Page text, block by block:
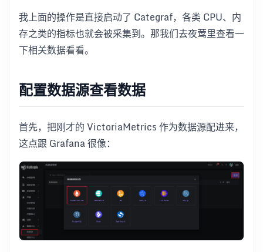
我上面的操作是直接启动了 Categraf，各类 CPU、内
存之类的指标也就会被采集到。那我们去夜莺里查看一
下相关数据看看。
配置数据源查看数据
首先，把刚才的 VictoriaMetrics 作为数据源配进来，
这点跟 Grafana 很像：